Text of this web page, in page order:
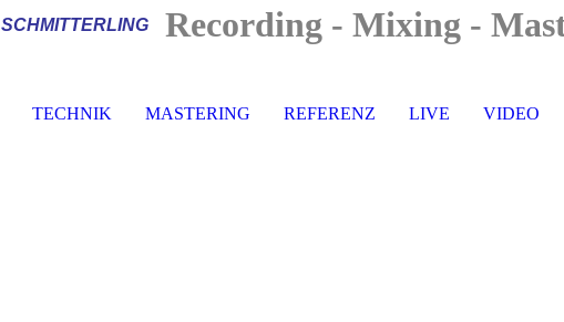
SCHMITTERLING Recording - Mixing -
TECHNIK MASTERING REFERENZ LIVE VIDEO